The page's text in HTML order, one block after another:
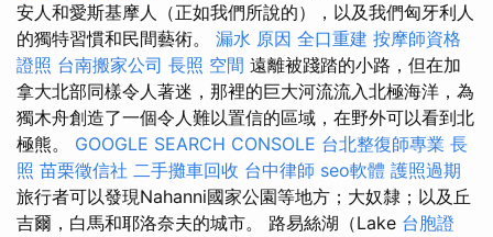
安人和愛斯基摩人（正如我們所說的），以及我們匈牙利人
的獨特習慣和民間藝術。 漏水 原因 全口重建 按摩師資格
證照 台南搬家公司 長照 空間 遠離被踐踏的小路，但在加
拿大北部同樣令人著迷，那裡的巨大河流流入北極海洋，為
獨木舟創造了一個令人難以置信的區域，在野外可以看到北
極熊。 GOOGLE SEARCH CONSOLE 台北整復師專業 長
照 苗栗徵信社 二手攤車回收 台中律師 seo軟體 護照過期
旅行者可以發現Nahanni國家公園等地方；大奴隸；以及丘
吉爾，白馬和耶洛奈夫的城市。 路易絲湖（Lake 台胞證